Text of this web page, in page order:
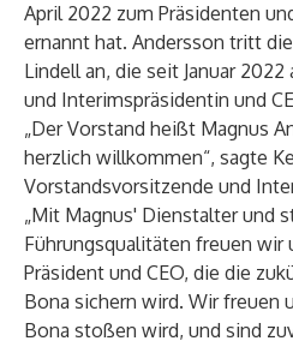
April 2022 zum Präsidenten
ernannt hat. Andersson tritt
Lindell an, die seit Januar
und Interimspräsidentin und
„Der Vorstand heißt Magnus
herzlich willkommen“, sagte
Vorstandsvorsitzende und
„Mit Magnus' Dienstalter und
Führungsqualitäten freuen wir
Präsident und CEO, die die
Bona sichern wird. Wir freuen
Bona stoßen wird, und sind